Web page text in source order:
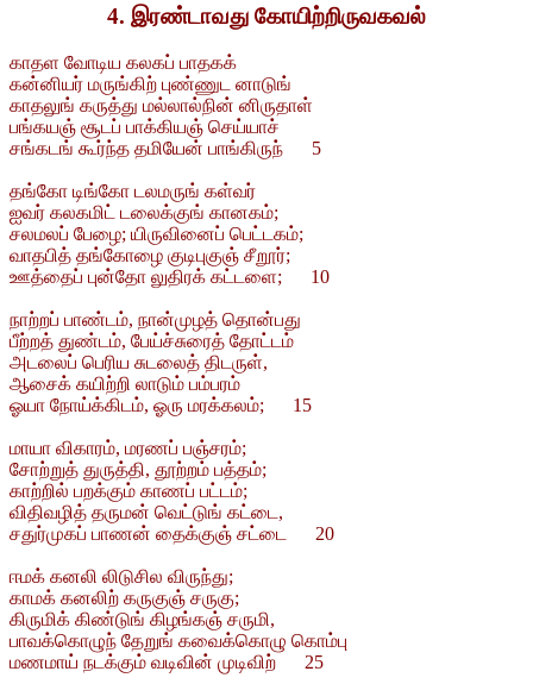
4. இரண்டாவது கோயிற்றிருவகவல்
காதள வோடிய கலகப் பாதகக்
கன்னியர் மருங்கிற் புண்ணுட னாடுங்
காதலுங் கருத்து மல்லால்நின் னிருதாள்
பங்கயஞ் சூடப் பாக்கியஞ் செய்யாச்
சங்கடங் கூர்ந்த தமியேன் பாங்கிருந் 5
தங்கோ டிங்கோ டலமருங் கள்வர்
ஐவர் கலகமிட் டலைக்குங் கானகம்;
சலமலப் பேழை; யிருவினைப் பெட்டகம்;
வாதபித் தங்கோழை குடிபுகுஞ் சீறூர்;
ஊத்தைப் புன்தோ லுதிரக் கட்டளை; 10
நாற்றப் பாண்டம், நான்முழத் தொன்பது
பீற்றத் துண்டம், பேய்ச்சுரைத் தோட்டம்
அடலைப் பெரிய சுடலைத் திடருள்,
ஆசைக் கயிற்றி லாடும் பம்பரம்
ஓயா நோய்க்கிடம், ஓரு மரக்கலம்; 15
மாயா விகாரம், மரணப் பஞ்சரம்;
சோற்றுத் துருத்தி, தூற்றம் பத்தம்;
காற்றில் பறக்கும் காணப் பட்டம்;
விதிவழித் தருமன் வெட்டுங் கட்டை,
சதுர்முகப் பாணன் தைக்குஞ் சட்டை 20
ஈமக் கனலி லிடுசில விருந்து;
காமக் கனலிற் கருகுஞ் சருகு;
கிருமிக் கிண்டுங் கிழங்கஞ் சருமி,
பாவக்கொழுந் தேறுங் கவைக்கொழு கொம்பு
மணமாய் நடக்கும் வடிவின் முடிவிற் 25